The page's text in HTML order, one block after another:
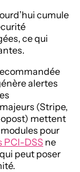
cumule
ce qui
alertes
(Stripe,
mettent
pour
PCI-DSS ne
peut poser